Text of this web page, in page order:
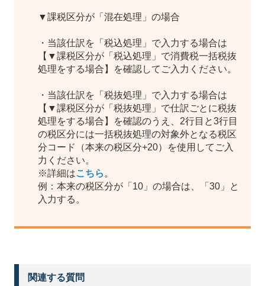
▼課税区分が「混在処理」の場合
・当該仕訳を「税込処理」で入力する場合は
【▼課税区分が「税込処理」で消費税一括税抜
処理をする場合】を確認してご入力ください。
・当該仕訳を「税抜処理」で入力する場合は
【▼課税区分が「税抜処理」で仕訳ごとに税抜
処理をする場合】を確認のうえ、2行目と3行目
の税区分には一括税抜処理の対象外となる税区
分コード（本来の税区分+20）を使用してご入
力ください。
※詳細はこちら 。
例：本来の税区分が「10」の場合は、「30」と
入力する。
関連する質問